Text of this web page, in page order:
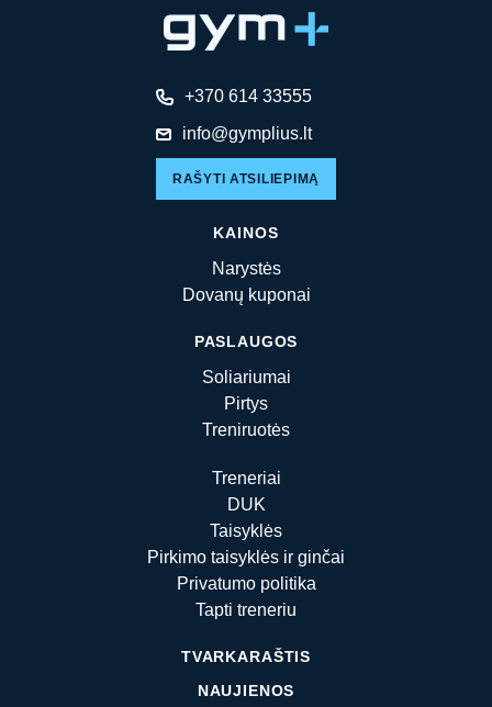
+370 614 33555
info@gymplius.lt
RAŠYTI ATSILIEPIMĄ
KAINOS
Narystės
Dovanų kuponai
PASLAUGOS
Soliariumai
Pirtys
Treniruotės
Treneriai
DUK
Taisyklės
Pirkimo taisyklės ir ginčai
Privatumo politika
Tapti treneriu
TVARKARAŠTIS
NAUJIENOS